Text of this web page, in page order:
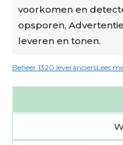
voorkomen en
opsporen,
leveren en tonen.
Beheer 1320 leveranciersLees
Verzending
€6,50-€7,50 via Bpost